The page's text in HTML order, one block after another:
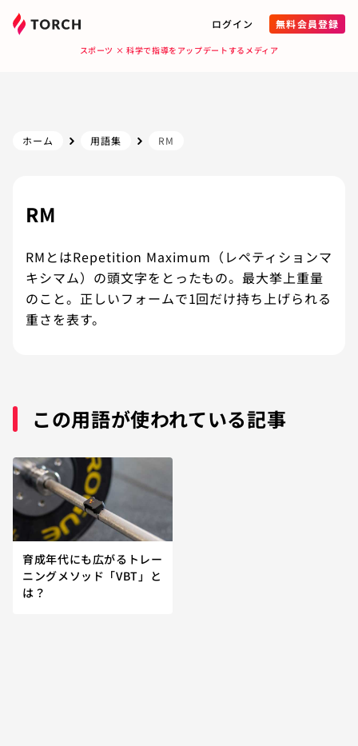
ログイン 無料会員登録
スポーツ × 科学で指導をアップデートするメディア
ホーム 用語集 RM
RM
RMとはRepetition Maximum（レペティションマ
キシマム）の頭文字をとったもの。最大挙上重量
のこと。正しいフォームで1回だけ持ち上げられる
重さを表す。
この用語が使われている記事
育成年代にも広がるトレー
ニングメソッド「VBT」と
は？